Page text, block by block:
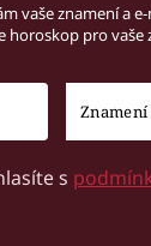
vaše znamení a
horoskop pro vaše
s